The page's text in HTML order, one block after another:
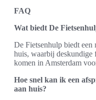
FAQ
Wat biedt De
De Fietsenhulp biedt een
huis, waarbij deskundige
komen in Amsterdam
Hoe snel kan ik een
aan huis?